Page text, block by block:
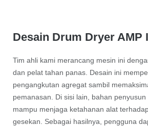
Desain Drum Dryer AMP
Tim ahli kami merancang mesin ini
dan pelat tahan panas. Desain ini
pengangkutan agregat sambil
pemanasan. Di sisi lain, bahan
mampu menjaga ketahanan alat
gesekan. Sebagai hasilnya, pengguna